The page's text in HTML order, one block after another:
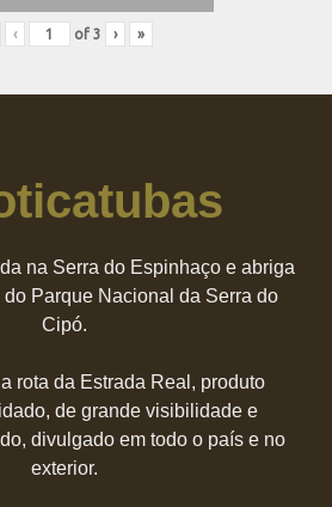
‹ of 3 › »
na Serra do Espinhaço e abriga
Parque Nacional da Serra do
Cipó.
rota da Estrada Real, produto
de grande visibilidade e
divulgado em todo o país e no
exterior.